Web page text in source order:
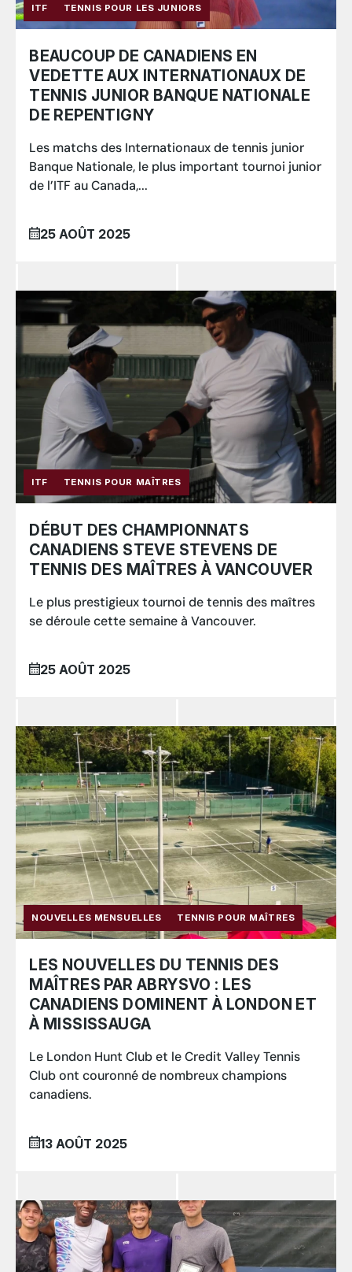
ITF TENNIS POUR LES JUNIORS
BEAUCOUP DE CANADIENS EN
VEDETTE AUX INTERNATIONAUX DE
TENNIS JUNIOR BANQUE NATIONALE
DE REPENTIGNY
Les matchs des Internationaux de tennis junior
Banque Nationale, le plus important tournoi junior
de l’ITF au Canada,...
25 AOÛT 2025
ITF TENNIS POUR MAÎTRES
DÉBUT DES CHAMPIONNATS
CANADIENS STEVE STEVENS DE
TENNIS DES MAÎTRES À VANCOUVER
Le plus prestigieux tournoi de tennis des maîtres
se déroule cette semaine à Vancouver.
25 AOÛT 2025
NOUVELLES MENSUELLES TENNIS POUR MAÎTRES
LES NOUVELLES DU TENNIS DES
MAÎTRES PAR ABRYSVO : LES
CANADIENS DOMINENT À LONDON ET
À MISSISSAUGA
Le London Hunt Club et le Credit Valley Tennis
Club ont couronné de nombreux champions
canadiens.
13 AOÛT 2025